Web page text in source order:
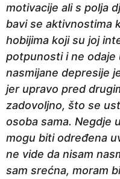
motivacije ali s polja
bavi se aktivnostima
hobijima koji su joj
potpunosti i ne odaje
nasmijane depresije
jer upravo pred
zadovoljno, što se
osoba sama. Negdje
mogu biti određena
ne vide da nisam
sam srećna, moram